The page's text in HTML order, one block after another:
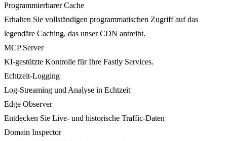
Programmierbarer Cache
Erhalten Sie vollständigen programmatischen Zugriff auf das
legendäre Caching, das unser CDN antreibt.
MCP Server
KI-gestützte Kontrolle für Ihre Fastly Services.
Echtzeit-Logging
Log-Streaming und Analyse in Echtzeit
Edge Observer
Entdecken Sie Live- und historische Traffic-Daten
Domain Inspector